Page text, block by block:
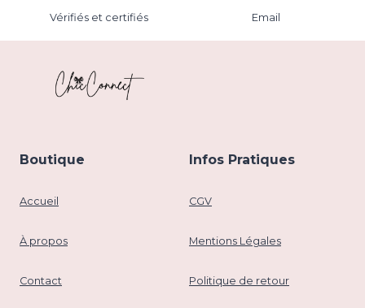
Vérifiés et certifiés Email
Boutique
Accueil
À propos
Contact
Infos Pratiques
CGV
Mentions Légales
Politique de retour